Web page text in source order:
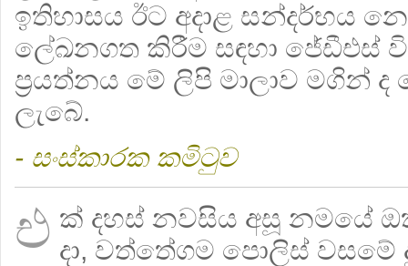
ඉතිහාසය ඊට අදාළ සන්දර්භය
ලේඛනගත කිරීම සඳහා ජේඩීඑස්
ප්‍රයත්නය මේ ලිපි මාලාව මගින්
ලැබේ.
- සංස්කාරක කමිටුව
එ ක් දහස් නවසිය අසූ නමයේ
දා, වත්තේගම පොලිස් වසමේ